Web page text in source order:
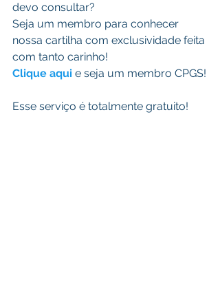
devo consultar?
Seja um membro para conhecer
nossa cartilha com exclusividade feita
com tanto carinho!
Clique aqui e seja um membro CPGS!
Esse serviço é totalmente gratuito!